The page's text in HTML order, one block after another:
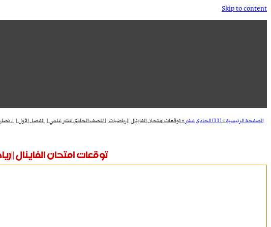
Skip to content
الصفحة الرئيسية»(11) الحادي عشر »توقعات امتحان الفاينال ||رياضيات || للصف الحادي عشر علمي || الفصل الأول || ا.
توقعات امتحان الفاينال